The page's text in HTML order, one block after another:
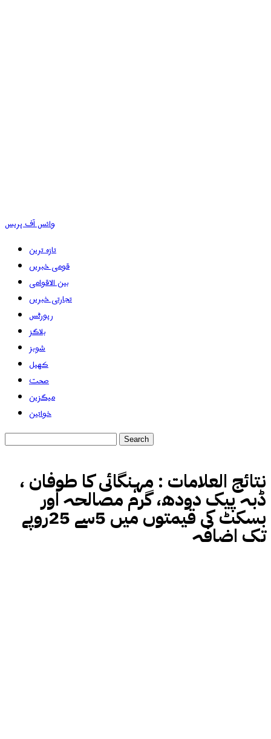
وائس آف پریس
تازہ ترین
قومی خبریں
بین الاقوامی
تجارتی خبریں
رپورٹس
بلاگز
شوبز
کھیل
صحت
میگزین
خواتین
نتائج العلامات : مہنگائی کا طوفان ،
ڈبہ پیک دودھ، گرم مصالحہ اور
بسکٹ کی قیمتوں میں 5سے 25روپے
تک اضافہ